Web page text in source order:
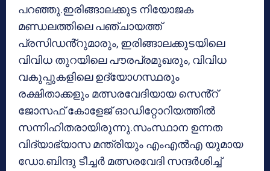
പറഞ്ഞു.ഇരിങ്ങാലക്കുട നിയോജക
മണ്ഡലത്തിലെ പഞ്ചായത്ത്
പ്രസിഡൻ്റുമാരും, ഇരിങ്ങാലക്കുടയിലെ
വിവിധ തുറയിലെ പൗരപ്രമുഖരും, വിവിധ
വകുപ്പുകളിലെ ഉദ്യോഗസ്ഥരും
രക്ഷിതാക്കളും മത്സരവേദിയായ സെൻ്റ്
ജോസഫ് കോളേജ് ഓഡിറ്റോറിയത്തിൽ
സന്നിഹിതരായിരുന്നു.സംസ്ഥാന ഉന്നത
വിദ്യാഭ്യാസ മന്ത്രിയും എംഎൽഎ യുമായ
ഡോ.ബിന്ദു ടീച്ചർ മത്സരവേദി സന്ദർശിച്ച്